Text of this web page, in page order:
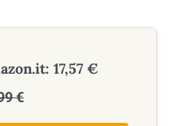
17,57 €
€